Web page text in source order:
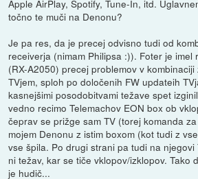
Apple AirPlay, Spotify, Tune-In, itd.
točno te muči na Denonu?
Je pa res, da je precej odvisno tudi od
receiverja (nimam Philipsa :)). Foter je imel
(RX-A2050) precej problemov v
TVjem, sploh po določenih FW updateih
kasnejšimi posodobitvami težave spet
vedno recimo Telemachov EON box ob
čeprav se prižge sam TV (torej komanda
mojem Denonu z istim boxom (kot tudi z
vse špila. Po drugi strani pa tudi na njegovi
ni težav, kar se tiče vklopov/izklopov. Tako
je hudič...